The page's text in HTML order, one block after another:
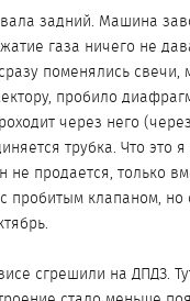
задний. Машина
газа ничего не
поменялись свечи,
пробило
через него
трубка. Что это
не продается, только
пробитым клапаном,
сгрешили на ДПДЗ.